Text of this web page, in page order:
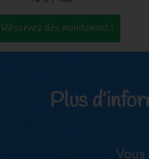
dès maintenant !
Plus